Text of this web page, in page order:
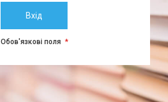
Вхід
Обов'язкові поля